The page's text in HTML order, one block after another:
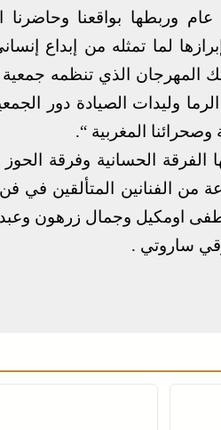
عام وربطها بواقعنا وحاضرنا
لما تمثله من إبداع
المهرجان الذي تنظمه
وليدات الصيادة دور
وصحرائنا المغربية “.
الفرقة الحسانية وفرقة
من الفنانين المتألقين في
اومكيل وجمال زرهون
ساروتي .